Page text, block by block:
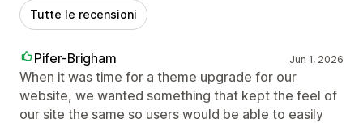
Tutte le recensioni
Pifer-Brigham Jun 1, 2026
When it was time for a theme upgrade for our
website, we wanted something that kept the feel of
our site the same so users would be able to easily